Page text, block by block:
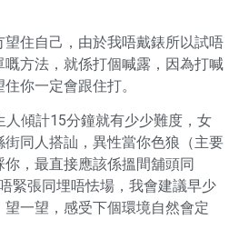
住自己，由於我唔戴錶所以試唔
方法，就係打個喊露，因為打喊
你一定會跟住打。
傾計15分鐘就有少少難度，女
同人搭訕，異性當你色狼（主要
，最直接應該係搵間舖頭同
緊張同埋唔怯場，我會建議早少
一望，感受下個環境自然會定